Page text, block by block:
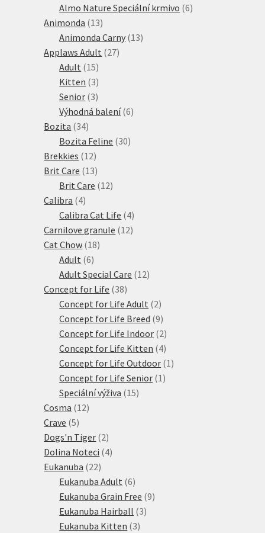
produkty
Almo Nature Speciální krmivo 66
Animonda 1313
produktů
Animonda Carny 1313
Applaws Adult 2727
Adult 1515
produktů
Kitten 33
produkty
Senior 33
produkty
Výhodná balení 66
Bozita 3434
produktů
Bozita Feline 3030
Brekkies 1212
produktů
Brit Care 1313
produktů
Brit Care 1212
Calibra 44
produkty
Calibra Cat Life 44
produkty
Carnilove granule 1212
Cat Chow 1818
Adult 66
produktů
Adult Special Care 1212
Concept for Life 3838
produktů
Concept for Life Adult 22
produkty
Concept for Life Breed 99
produktů
Concept for Life Indoor 22
produkty
Concept for Life Kitten 44
produkty
Concept for Life Outdoor 1 1
Concept for Life Senior 1 1
Speciální výživa 1515
Cosma 1212
Crave 55
produktů
Dogs'n Tiger 22
produkty
Dolina Noteci 44
Eukanuba 2222
produktů
Eukanuba Adult 66
produktů
Eukanuba Grain Free 99
Eukanuba Hairball 33
Eukanuba Kitten 33